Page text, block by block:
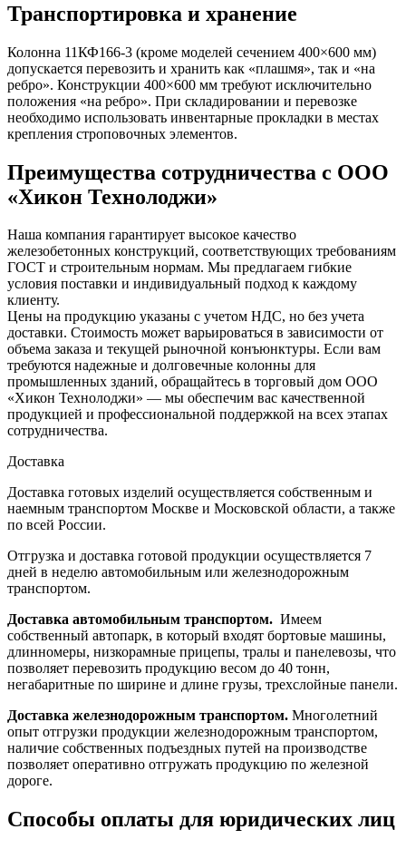
Транспортировка и хранение
Колонна 11КФ166-3 (кроме моделей сечением 400×600 мм)
допускается перевозить и хранить как «плашмя», так и «на
ребро». Конструкции 400×600 мм требуют исключительно
положения «на ребро». При складировании и перевозке
необходимо использовать инвентарные прокладки в местах
крепления строповочных элементов.
Преимущества сотрудничества с ООО
«Хикон Технолоджи»
Наша компания гарантирует высокое качество
железобетонных конструкций, соответствующих требованиям
ГОСТ и строительным нормам. Мы предлагаем гибкие
условия поставки и индивидуальный подход к каждому
клиенту.
Цены на продукцию указаны с учетом НДС, но без учета
доставки. Стоимость может варьироваться в зависимости от
объема заказа и текущей рыночной конъюнктуры. Если вам
требуются надежные и долговечные колонны для
промышленных зданий, обращайтесь в торговый дом ООО
«Хикон Технолоджи» — мы обеспечим вас качественной
продукцией и профессиональной поддержкой на всех этапах
сотрудничества.
Доставка
Доставка готовых изделий осуществляется собственным и
наемным транспортом Москве и Московской области, а также
по всей России.
Отгрузка и доставка готовой продукции осуществляется 7
дней в неделю автомобильным или железнодорожным
транспортом.
Доставка автомобильным транспортом. Имеем
собственный автопарк, в который входят бортовые машины,
длинномеры, низкорамные прицепы, тралы и панелевозы, что
позволяет перевозить продукцию весом до 40 тонн,
негабаритные по ширине и длине грузы, трехслойные панели.
Доставка железнодорожным транспортом. Многолетний
опыт отгрузки продукции железнодорожным транспортом,
наличие собственных подъездных путей на производстве
позволяет оперативно отгружать продукцию по железной
дороге.
Способы оплаты для юридических лиц